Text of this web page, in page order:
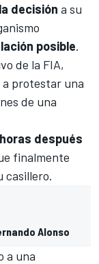
decisión a su
posible.
de la FIA,
a protestar una
de una
después
finalmente
casillero.
Alonso
a una